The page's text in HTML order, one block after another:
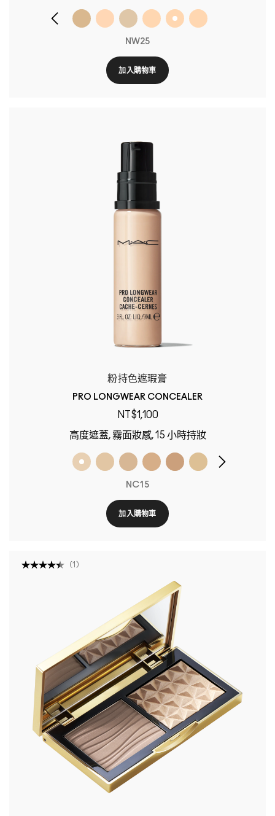
NW25
加入購物車
粉持色遮瑕膏
PRO LONGWEAR CONCEALER
NT$1,100
高度遮蓋, 霧面妝感, 15 小時持妝
NC15
加入購物車
(1 )